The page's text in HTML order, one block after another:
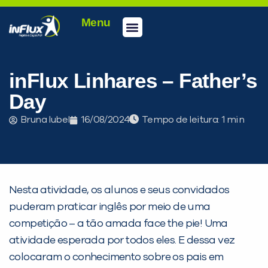
Menu
inFlux Linhares – Father’s
Day
Bruna Iubel 16/08/2024 Tempo de leitura:
Nesta atividade, os alunos e seus convidados
puderam praticar inglês por meio de uma
competição – a tão amada face the pie! Uma
atividade esperada por todos eles. E dessa vez
colocaram o conhecimento sobre os pais em